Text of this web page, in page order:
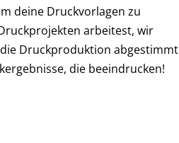
deine Druckvorlagen zu
arbeitest, wir
Druckproduktion abgestimmt
die beeindrucken!